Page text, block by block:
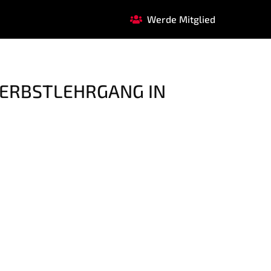
Werde Mitglied
IN